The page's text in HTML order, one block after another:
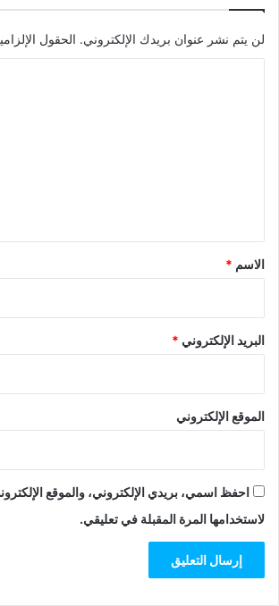
لن يتم نشر عنوان بريدك الإلكتروني. الحقول
*
الاسم *
البريد الإلكتروني *
الموقع الإلكتروني
احفظ اسمي، بريدي الإلكتروني، والموقع
لاستخدامها المرة المقبلة في تعليقي.